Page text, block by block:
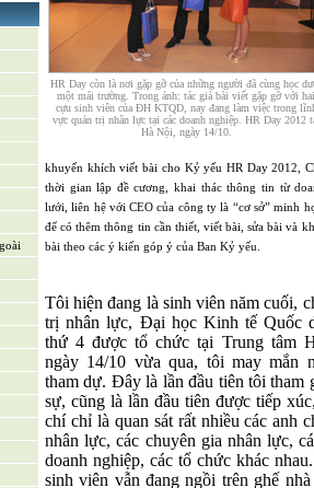
sản
trợ &
HR Day còn là nơi gặp gỡ của những người đã cùng học
một mái trường. Trong ảnh: tác giả bài viết gặp gỡ với hai
cựu sinh viên của ĐH KTQD, nay đang làm việc trong
vực quản trị nhân lực tại các doanh nghiệp. HR Day 2012
Hà Nội, ngày 14/10.
khuyến khích viết bài cho Kỷ yếu HR Day 2012,
thời gian lập đề cương, khai thác thông tin từ
lưới, liên hệ với CEO của công ty là “cơ sở” minh
để có thêm thông tin cần thiết, viết bài, sửa bài và
bài theo các ý kiến góp ý của Ban Kỷ yếu.
Tôi hiện đang là sinh viên năm cuối,
trị nhân lực, Đại học Kinh tế Quốc
thứ 4 được tổ chức tại Trung tâm
ngày 14/10 vừa qua, tôi may mắn
tham dự. Đây là lần đầu tiên tôi tham
sự, cũng là lần đầu tiên được tiếp
chí chỉ là quan sát rất nhiều các anh
nhân lực, các chuyên gia nhân lực,
doanh nghiệp, các tổ chức khác
sinh viên vẫn đang ngồi trên ghế